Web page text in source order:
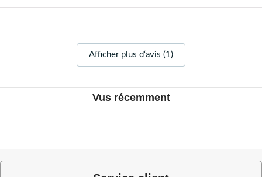
Afficher plus d‘avis (1)
Vus récemment